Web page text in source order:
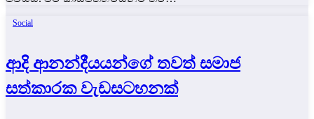
Social
ආදි ආනන්දීයයන්ගේ තවත් සමාජ
සත්කාරක වැඩසටහනක්